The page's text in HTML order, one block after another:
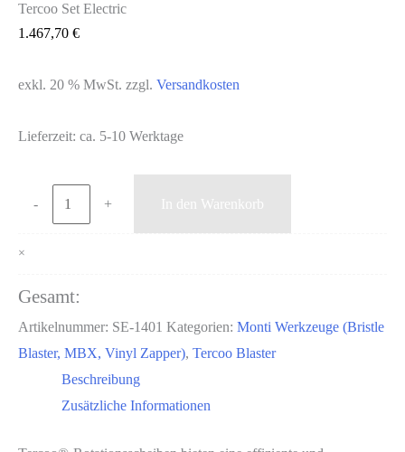
Tercoo Set Electric
1.467,70 €
exkl. 20 % MwSt. zzgl. Versandkosten
Lieferzeit: ca. 5-10 Werktage
-
Electric
+ In den Warenkorb
×
Gesamt:
Artikelnummer: SE-1401 Kategorien: Monti Werkzeuge (Bristle
Blaster, MBX, Vinyl Zapper), Tercoo Blaster
Beschreibung
Zusätzliche Informationen